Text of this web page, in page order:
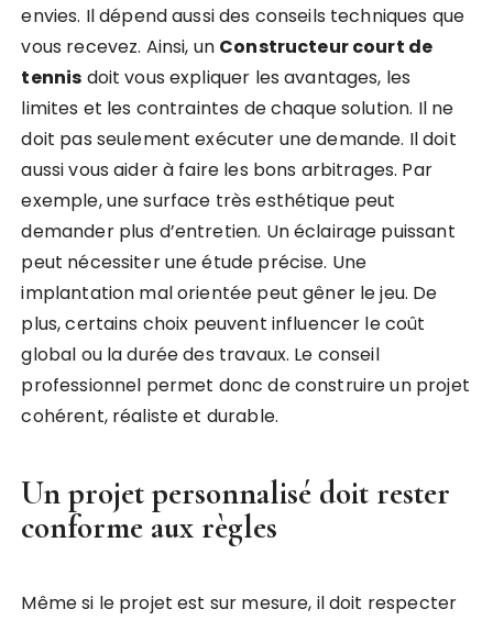
envies. Il dépend aussi des conseils techniques que
vous recevez. Ainsi, un Constructeur court de
tennis doit vous expliquer les avantages, les
limites et les contraintes de chaque solution. Il ne
doit pas seulement exécuter une demande. Il doit
aussi vous aider à faire les bons arbitrages. Par
exemple, une surface très esthétique peut
demander plus d’entretien. Un éclairage puissant
peut nécessiter une étude précise. Une
implantation mal orientée peut gêner le jeu. De
plus, certains choix peuvent influencer le coût
global ou la durée des travaux. Le conseil
professionnel permet donc de construire un projet
cohérent, réaliste et durable.
Un projet personnalisé doit rester
conforme aux règles
Même si le projet est sur mesure, il doit respecter